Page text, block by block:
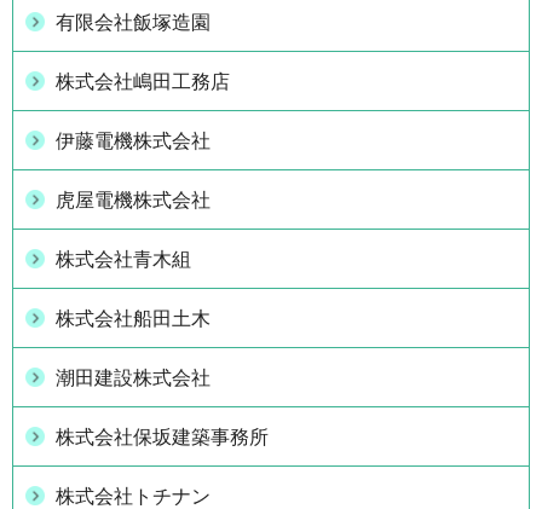
有限会社飯塚造園
株式会社嶋田工務店
伊藤電機株式会社
虎屋電機株式会社
株式会社青木組
株式会社船田土木
潮田建設株式会社
株式会社保坂建築事務所
株式会社トチナン